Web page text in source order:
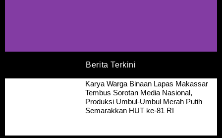
Berita Terkini
Karya Warga Binaan Lapas Makassar
Tembus Sorotan Media Nasional,
Produksi Umbul-Umbul Merah Putih
Semarakkan HUT ke-81 RI